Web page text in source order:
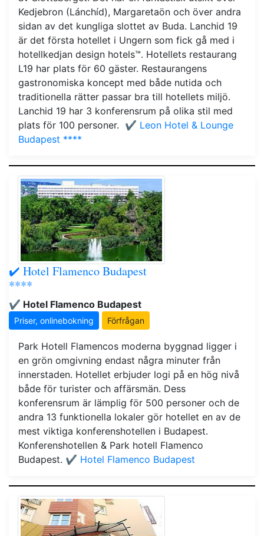
Kedjebron (Lánchíd), Margaretaön och över andra
sidan av det kungliga slottet av Buda. Lanchid 19
är det första hotellet i Ungern som fick gå med i
hotellkedjan design hotels™. Hotellets restaurang
L19 har plats för 60 gäster. Restaurangens
gastronomiska koncept med både nutida och
traditionella rätter passar bra till hotellets miljö.
Lanchid 19 har 3 konferensrum på olika stil med
plats för 100 personer. ✔️ Leon Hotel & Lounge
Budapest ****
✔️ Hotel Flamenco Budapest
****
✔️ Hotel Flamenco Budapest
Priser, onlinebokning Förfrågan
Park Hotell Flamencos moderna byggnad ligger i
en grön omgivning endast några minuter från
innerstaden. Hotellet erbjuder logi på en hög nivå
både för turister och affärsmän. Dess
konferensrum är lämplig för 500 personer och de
andra 13 funktionella lokaler gör hotellet en av de
mest viktiga konferenshotellen i Budapest.
Konferenshotellen & Park hotell Flamenco
Budapest. ✔️ Hotel Flamenco Budapest